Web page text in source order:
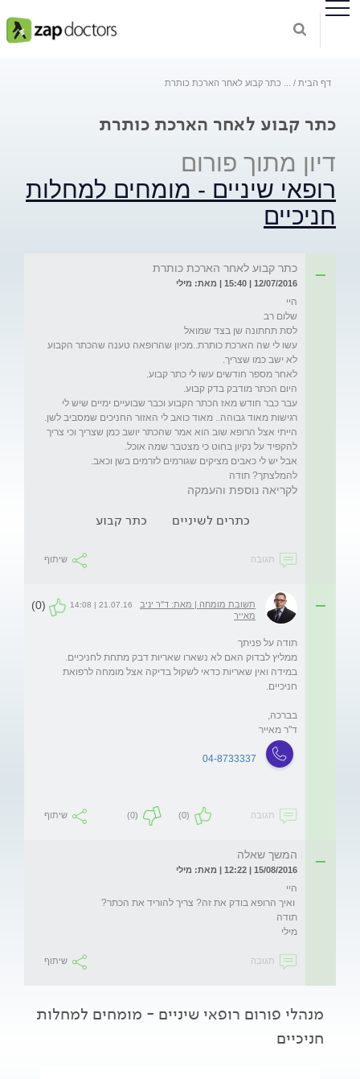
דף הבית כתר קבוע לאחר הארכת כותרת
כתר קבוע לאחר הארכת כותרת
דיון מתוך פורום
רופאי שיניים - מומחים למחלות
חניכיים
כתר קבוע לאחר הארכת כותרת
12/07/2016 | 15:40 | מאת: מילי
עשו לי שה הארכת כותרת..מכיון שהרופאה טענה שהכתר הקבוע
עבר כבר חודש מאז הכתר הקבוע וכבר שבועיים ימיים שיש לי
הייתי אצל הרופא שוב הוא אמר שהכתר יושב כמן שצריך וכי צריך
להמלצתך? תודה
לקריאה נוספת והעמקה
כתרים לשיניים כתר קבוע
תגובה שיתוף
תשובת מומחה | מאת: ד"ר יניב
מאייר
21.07.16 | 14:08
(0)
ממליץ לבדוק האם לא נשארו שאריות דבק מתחת לחניכיים.
במידה ואין שאריות כדאי לשקול בדיקה אצל מומחה לרפואת
ד"ר מאייר
04-8733337
תגובה (0)
(0) שיתוף
המשך שאלה
15/08/2016 | 12:22 | מאת: מילי
מילי
תגובה שיתוף
מנהלי פורום רופאי שיניים - מומחים למחלות
חניכיים